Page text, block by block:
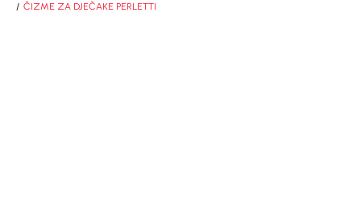
ČIZME ZA DJEČAKE PERLETTI